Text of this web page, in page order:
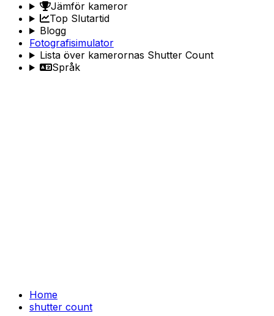
Jämför kameror
Top Slutartid
Blogg
Fotografisimulator
Lista över kamerornas Shutter Count
Språk
Home
shutter count